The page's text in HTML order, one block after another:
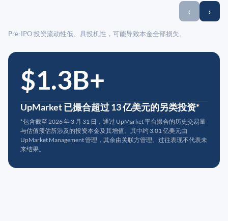
‹ ›
Pre-IPO 投资流动性低、具投机性，可能导致本金全部损失。
$1.3B+
UpMarket 已撮合超过 13 亿美元的另类投资*
*包含截至 2026 年 3 月 31 日，通过 UpMarket 平台撮合的历史交易量
与估值预估所涉及的投资本金及其增值。其中约 3.01 亿美元由
UpMarket Management 管理，其余由关联方管理。过往表现不代表未
来结果。